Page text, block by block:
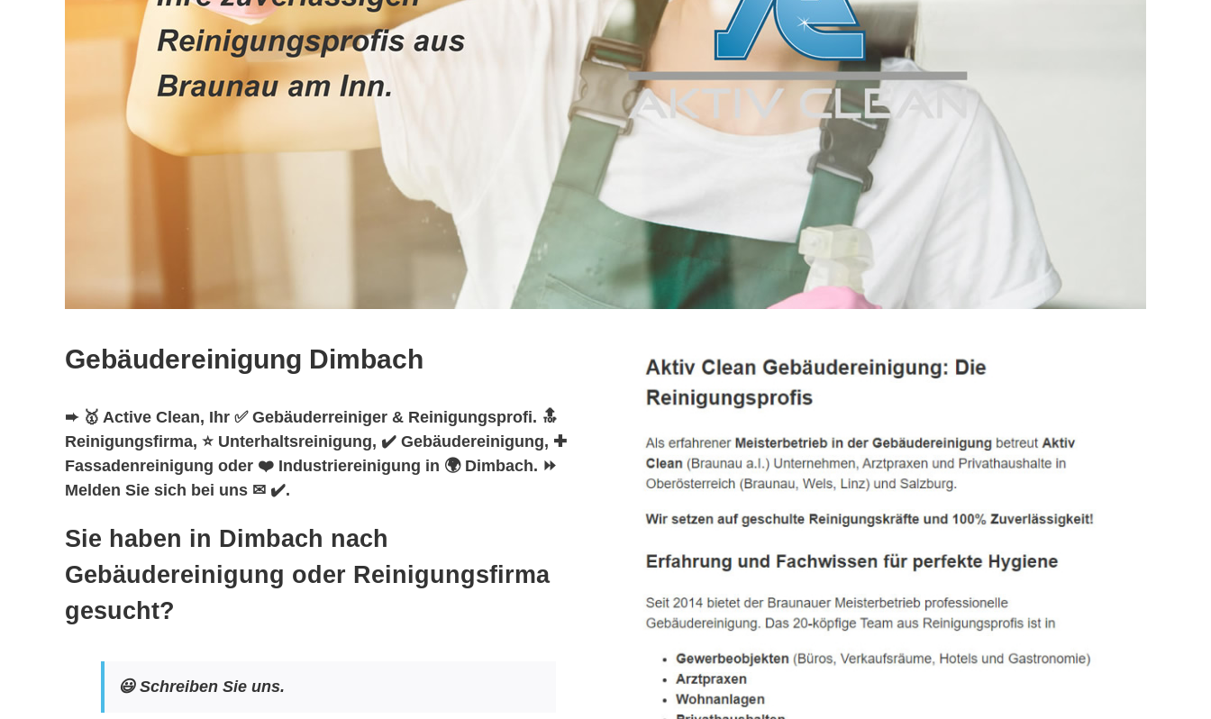
Gebäudereinigung Dimbach
➨ 🥇 Active Clean, Ihr ✅ Gebäuderreiniger & Reinigungsprofi. 🔝
Reinigungsfirma, ⭐ Unterhaltsreinigung, ✔️ Gebäudereinigung, ✚
Fassadenreinigung oder ❤️ Industriereinigung in 🌍 Dimbach. ⏩
Melden Sie sich bei uns ✉ ✔️.
Sie haben in Dimbach nach
Gebäudereinigung oder Reinigungsfirma
gesucht?
😃 Schreiben Sie uns.